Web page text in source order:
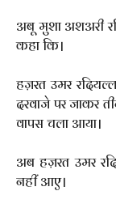
अबू मुशा अशअरी
कहा कि।
हज़रत उमर
दरवाजे पर जाकर
वापस चला आया।
अब हज़रत उमर
नहीं आए।